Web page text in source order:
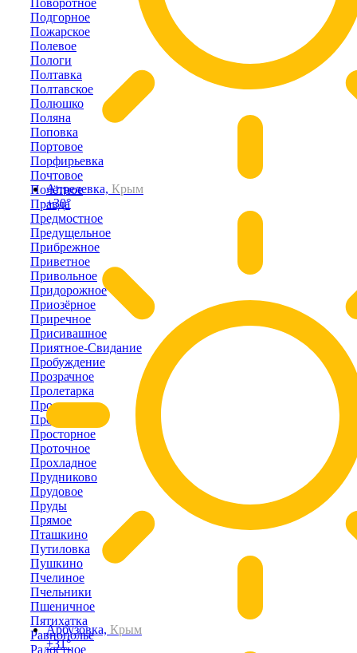
Апрелевка, Крым
+30°
Арбузовка, Крым
+31°
Подгорное
Пожарское
Полевое
Пологи
Полтавка
Полтавское
Полюшко
Поляна
Поповка
Портовое
Порфирьевка
Почтовое
Почётное
Правда
Предмостное
Предущельное
Прибрежное
Приветное
Привольное
Придорожное
Приозёрное
Приречное
Присивашное
Приятное-Свидание
Пробуждение
Прозрачное
Пролетарка
Пролом
Пролётное
Просторное
Проточное
Прохладное
Прудниково
Прудовое
Пруды
Прямое
Пташкино
Путиловка
Пушкино
Пчелиное
Пчельники
Пшеничное
Пятихатка
Равнополье
Радостное